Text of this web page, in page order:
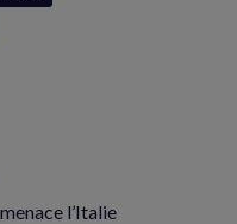
l’Italie